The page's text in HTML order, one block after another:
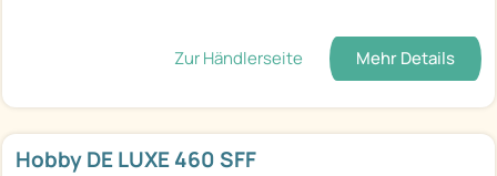
Zur Händlerseite Mehr Details
Hobby DE LUXE 460 SFF